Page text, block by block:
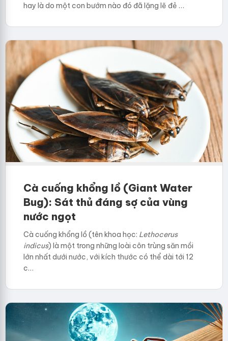
hay là do một con bướm nào đó đã lặng lẽ đẻ …
Cà cuống khổng lồ (Giant Water
Bug): Sát thủ đáng sợ của vùng
nước ngọt
Cà cuống khổng lồ (tên khoa học: Lethocerus
indicus) là một trong những loài côn trùng săn mồi
lớn nhất dưới nước, với kích thước có thể dài tới 12
c…